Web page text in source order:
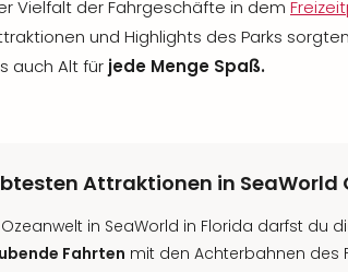
Vielfalt der Fahrgeschäfte in dem
und Highlights des Parks
auch Alt für jede Menge Spaß.
Attraktionen in SeaWorld
in SeaWorld in Florida darfst du
Fahrten mit den Achterbahnen des